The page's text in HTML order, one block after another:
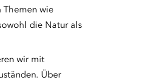
Themen wie
die Natur als
wir mit
Über